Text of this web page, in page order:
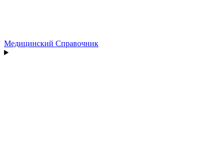
Медицинский Справочник